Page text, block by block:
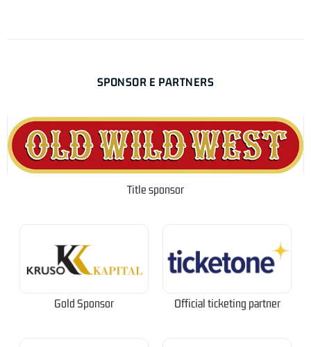
SPONSOR E PARTNERS
Title sponsor
Gold Sponsor Official ticketing partner